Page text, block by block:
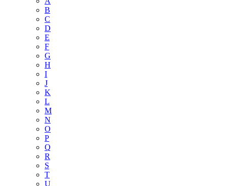
B
C
D
E
F
G
H
I
J
K
L
M
N
O
P
Q
R
S
T
U